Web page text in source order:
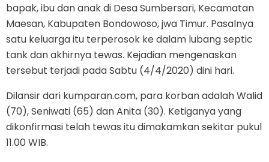
bapak, ibu dan anak di Desa Sumbersari, Kecamatan
Maesan, Kabupaten Bondowoso, jwa Timur. Pasalnya
satu keluarga itu terperosok ke dalam lubang septic
tank dan akhirnya tewas. Kejadian mengenaskan
tersebut terjadi pada Sabtu (4/4/2020) dini hari.
Dilansir dari kumparan.com, para korban adalah Walid
(70), Seniwati (65) dan Anita (30). Ketiganya yang
dikonfirmasi telah tewas itu dimakamkan sekitar pukul
11.00 WIB.